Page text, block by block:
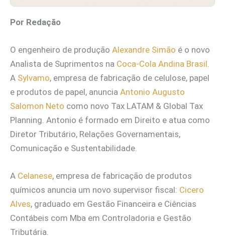
Por Redação
O engenheiro de produção Alexandre Simão é o novo
Analista de Suprimentos na Coca-Cola Andina Brasil.
A Sylvamo, empresa de fabricação de celulose, papel
e produtos de papel, anuncia Antonio Augusto
Salomon Neto como novo Tax LATAM & Global Tax
Planning. Antonio é formado em Direito e atua como
Diretor Tributário, Relações Governamentais,
Comunicação e Sustentabilidade.
A Celanese, empresa de fabricação de produtos
químicos anuncia um novo supervisor fiscal: Cicero
Alves, graduado em Gestão Financeira e Ciências
Contábeis com Mba em Controladoria e Gestão
Tributária.